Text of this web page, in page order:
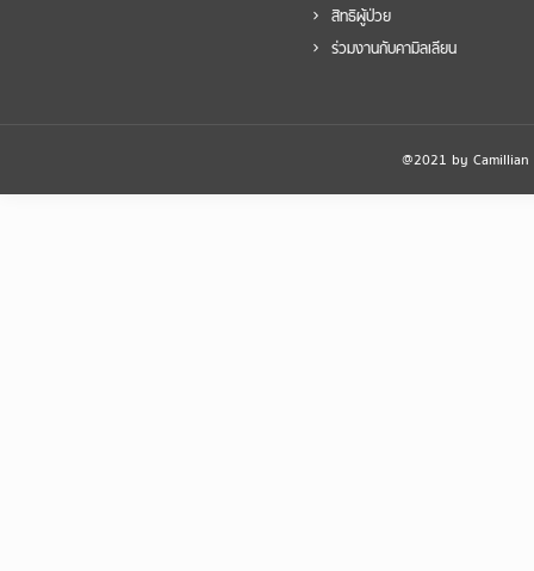
สิทธิผู้ป่วย
ร่วมงานกับคามิลเลียน
@2021 by